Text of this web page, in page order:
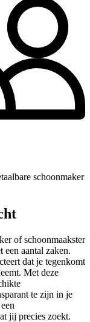
schoonmaker
of schoonmaakster
aantal zaken.
dat je tegenkomt
Met deze
te zijn in je
jij precies zoekt.